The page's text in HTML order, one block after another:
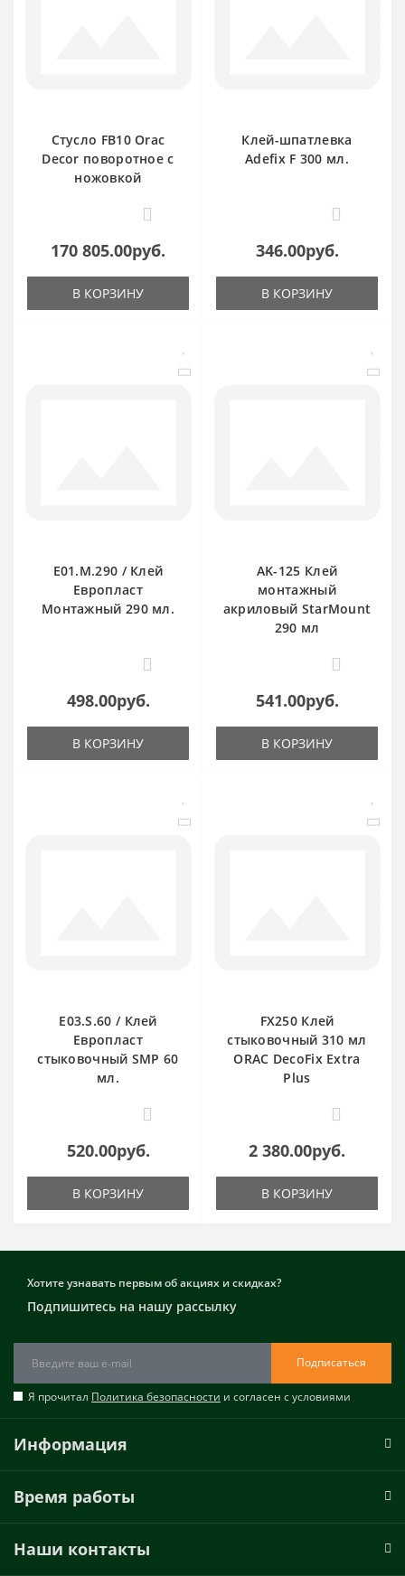
Стусло FB10 Orac
Decor поворотное с
ножовкой
1
170 805.00руб.
В КОРЗИНУ
Клей-шпатлевка
Adefix F 300 мл.
0
346.00руб.
В КОРЗИНУ
E01.M.290 / Клей
Европласт
Монтажный 290 мл.
0
498.00руб.
В КОРЗИНУ
AK-125 Клей
монтажный
акриловый StarMount
290 мл
0
541.00руб.
В КОРЗИНУ
E03.S.60 / Клей
Европласт
стыковочный SMP 60
мл.
0
520.00руб.
В КОРЗИНУ
FX250 Клей
стыковочный 310 мл
ORAC DecoFix Extra
Plus
0
2 380.00руб.
В КОРЗИНУ
Хотите узнавать первым об акциях и скидках?
Подпишитесь на нашу рассылку
Подписаться
Я прочитал Политика безопасности и согласен с условиями
Информация
Время работы
Наши контакты